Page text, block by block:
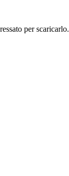
per scaricarlo.